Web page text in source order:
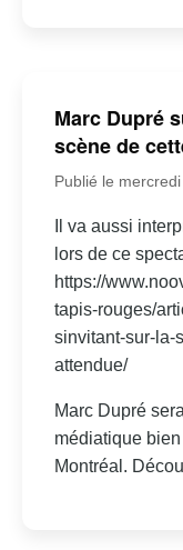
Marc Dupré
scène de
Publié le
Il va aussi
lors de ce
https://
tapis-rouges/
sinvitant-sur-la-
attendue/
Marc Dupré
médiatique
Montréal.